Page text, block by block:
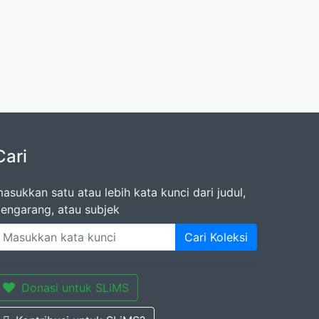
satu atau lebih kata kunci dari judul,
atau subjek
Cari Koleksi
Donasi untuk SLiMS